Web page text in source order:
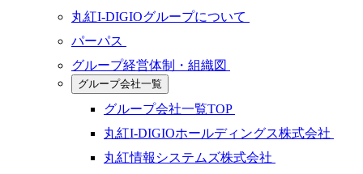
丸紅I-DIGIOグループについて
パーパス
グループ経営体制・組織図
グループ会社一覧
グループ会社一覧TOP
丸紅I-DIGIOホールディングス株式会社
丸紅情報システムズ株式会社